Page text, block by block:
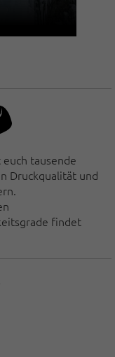
tausende
Druckqualität und
findet